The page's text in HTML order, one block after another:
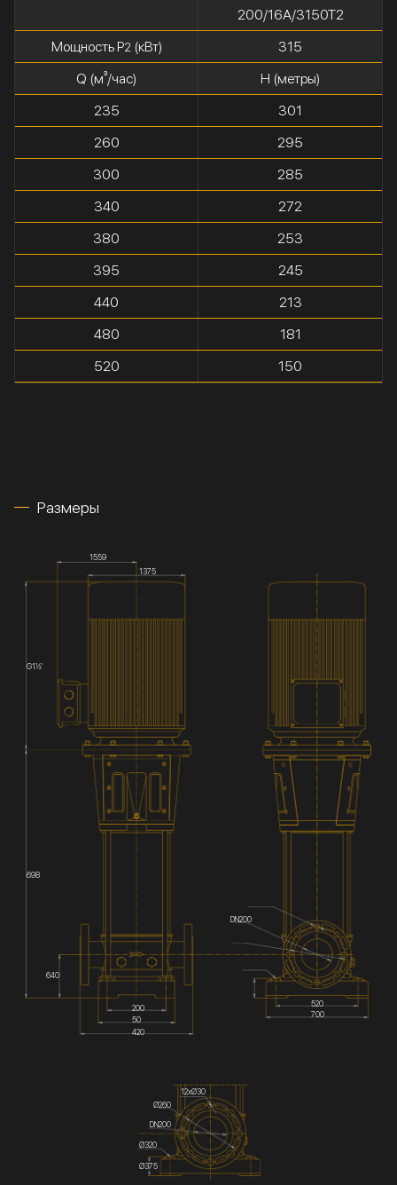
200/16А/3150Т2
Мощность P2(кВт)
315
Q (м³/час)
H (метры)
235
301
260
295
300
285
340
272
380
253
395
245
440
213
480
181
520
150
Размеры
DN200
1559
1375
G1½'
698
640
200
50
420
520
700
DN200
12хØ30
Ø260
Ø320
Ø375